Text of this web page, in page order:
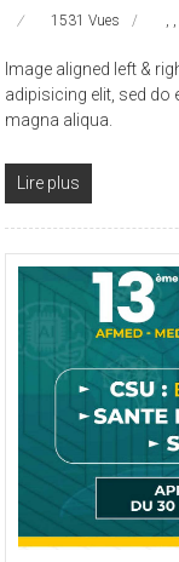
1531 Vues
Image aligned left &
adipisicing elit, sed
magna aliqua.
Lire plus